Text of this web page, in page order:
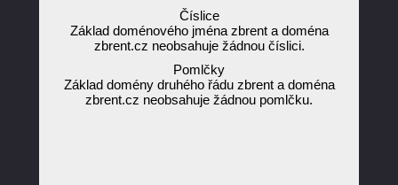
Číslice
Základ doménového jména zbrent a doména
zbrent.cz neobsahuje žádnou číslici.
Pomlčky
Základ domény druhého řádu zbrent a doména
zbrent.cz neobsahuje žádnou pomlčku.